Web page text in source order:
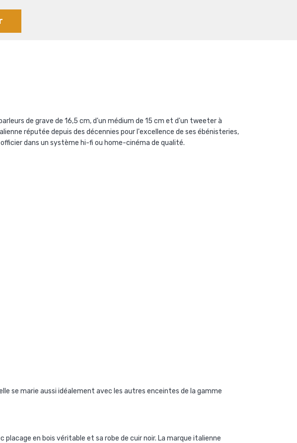
de grave de 16,5 cm, d'un médium de 15 cm et d'un tweeter à
réputée depuis des décennies pour l'excellence de ses ébénisteries,
dans un système hi-fi ou home-cinéma de qualité.
se marie aussi idéalement avec les autres enceintes de la gamme
en bois véritable et sa robe de cuir noir. La marque italienne